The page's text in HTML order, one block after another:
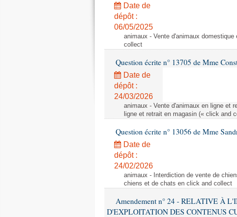
Date de
dépôt :
06/05/2025
animaux - Vente d'animaux
collect
Question écrite n° 13705 de Mme
Date de
dépôt :
24/03/2026
animaux - Vente d'animaux en ligne et
ligne et retrait en magasin (« click and
Question écrite n° 13056 de Mme
Date de
dépôt :
24/02/2026
animaux - Interdiction de vente de
chiens et de chats en click and collect
Amendement n° 24 - RELATIVE À
D'EXPLOITATION DES CONTENUS